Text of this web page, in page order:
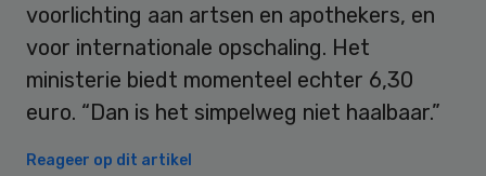
voorlichting aan artsen en apothekers, en
voor internationale opschaling. Het
ministerie biedt momenteel echter 6,30
euro. “Dan is het simpelweg niet haalbaar.”
Reageer op dit artikel